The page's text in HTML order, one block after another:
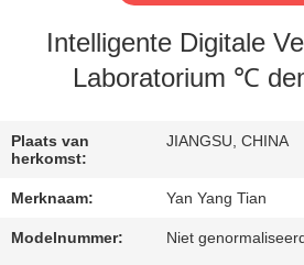
FABRIEKSTOCHT
NIEUWS
GEVALLEN
Intelligente Digitale
Laboratorium ℃
Plaats van
herkomst:
JIANGSU, CHINA
Merknaam: Yan Yang Tian
Modelnummer: Niet